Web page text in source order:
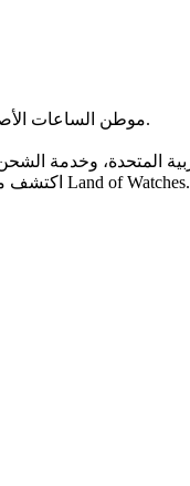
Land of Watches، موطن الساعات الأصلیة مع أکثر من 20 عامًا من الخبرة فی بیع الساعات عبر الإنترنت.
اکتشف ، واختر ساعتک المثالیة الیوم من Land of Watches.